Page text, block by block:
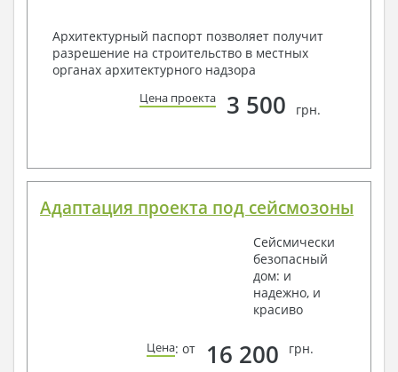
Архитектурный паспорт позволяет получит
разрешение на строительство в местных
органах архитектурного надзора
Цена проекта 3 500 грн.
Адаптация проекта под сейсмозоны
Сейсмически
безопасный
дом: и
надежно, и
красиво
Цена: от 16 200 грн.